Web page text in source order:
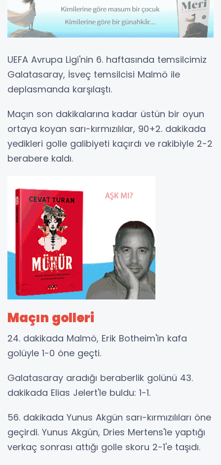
UEFA Avrupa Ligi'nin 6. haftasında temsilcimiz
Galatasaray, İsveç temsilcisi Malmö ile
deplasmanda karşılaştı.
Maçın son dakikalarına kadar üstün bir oyun
ortaya koyan sarı-kırmızılılar, 90+2. dakikada
yedikleri golle galibiyeti kaçırdı ve rakibiyle 2-2
berabere kaldı.
Maçın golleri
24. dakikada Malmö, Erik Botheim'in kafa
golüyle 1-0 öne geçti.
Galatasaray aradığı beraberlik golünü 43.
dakikada Elias Jelert'le buldu: 1-1.
56. dakikada Yunus Akgün sarı-kırmızılıları öne
geçirdi. Yunus Akgün, Dries Mertens'le yaptığı
verkaç sonrası attığı golle skoru 2-1'e taşıdı.